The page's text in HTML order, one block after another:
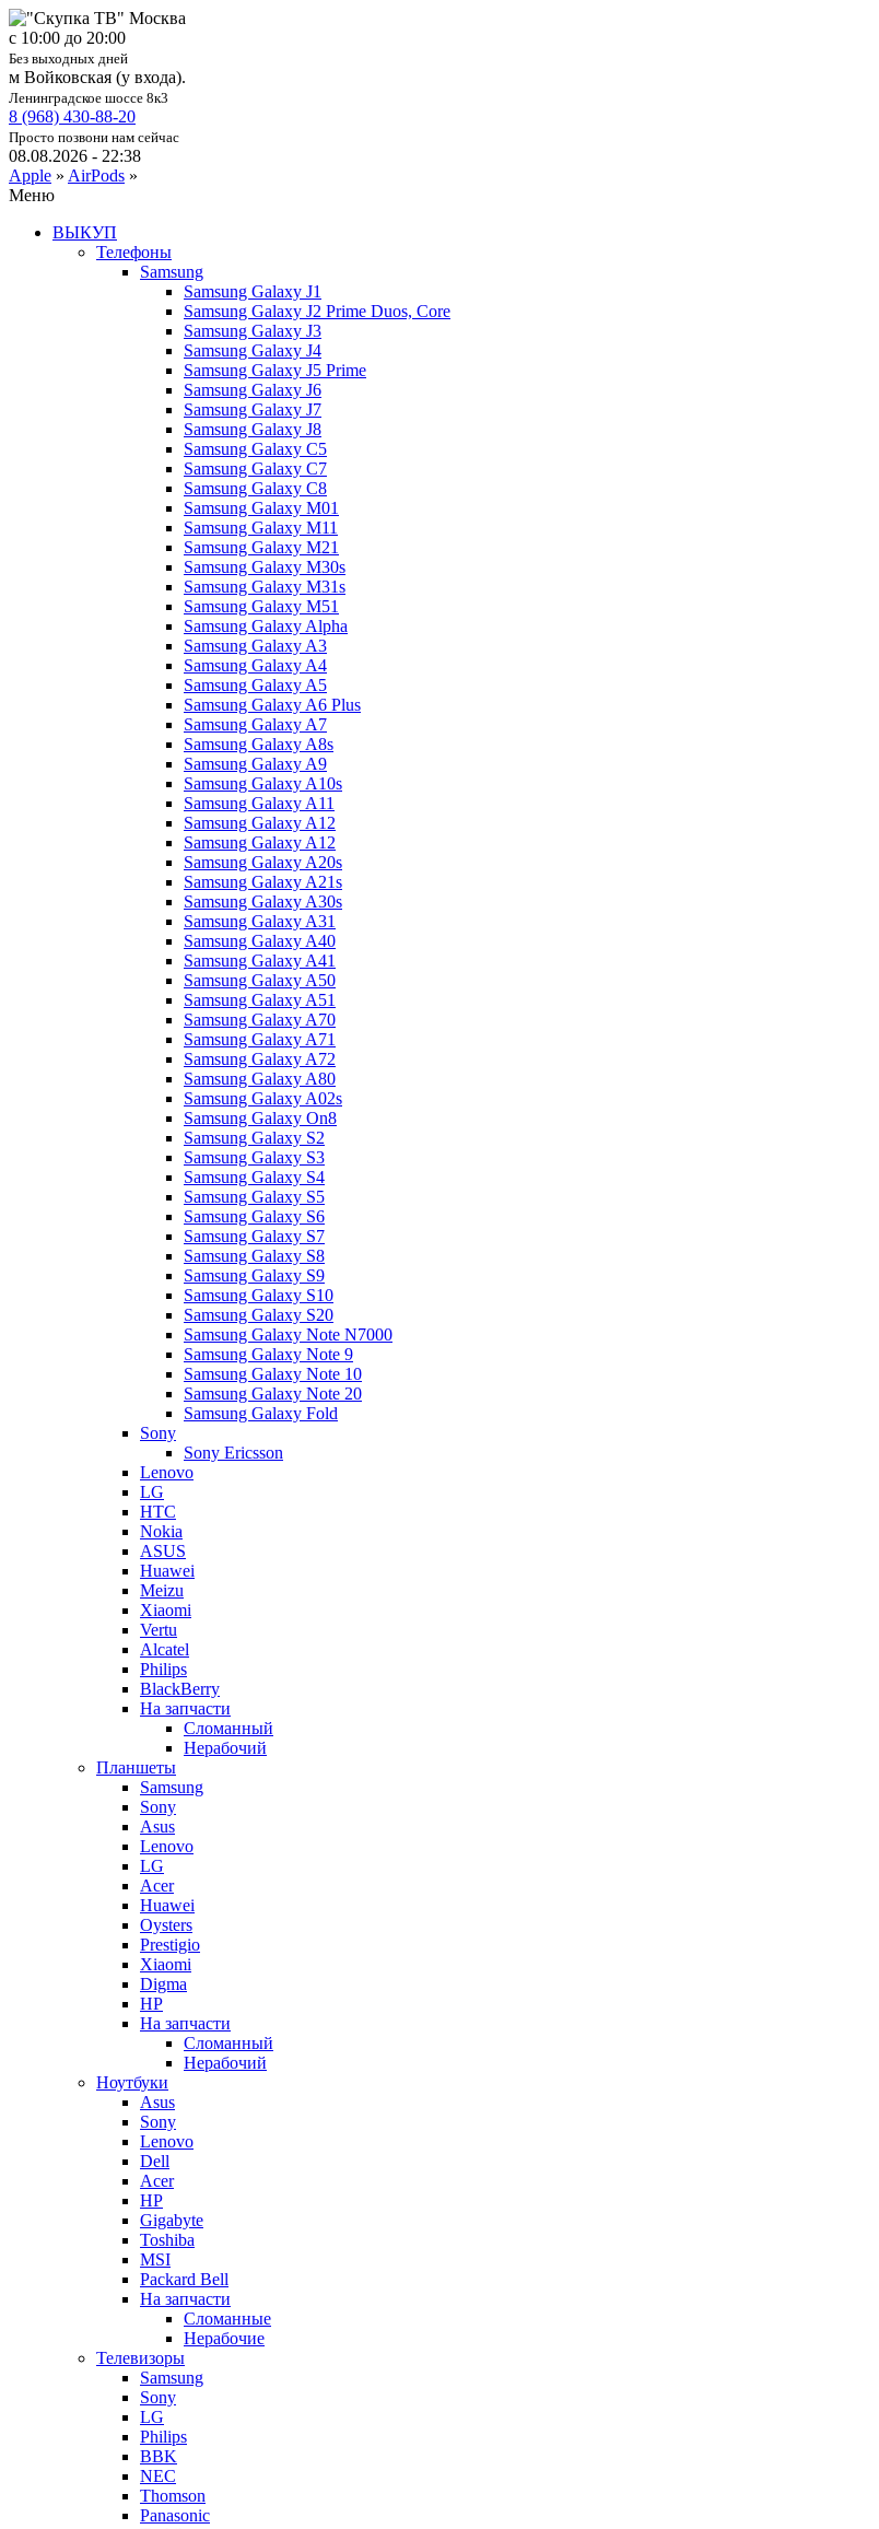
c 10:00 до 20:00
Без выходных дней
м Войковская (у входа).
Ленинградское шоссе 8к3
8 (968) 430-88-20
Просто позвони нам сейчас
08.08.2026 - 22:38
Apple » AirPods »
Меню
ВЫКУП
Телефоны
Samsung
Samsung Galaxy J1
Samsung Galaxy J2 Prime Duos, Core
Samsung Galaxy J3
Samsung Galaxy J4
Samsung Galaxy J5 Prime
Samsung Galaxy J6
Samsung Galaxy J7
Samsung Galaxy J8
Samsung Galaxy C5
Samsung Galaxy C7
Samsung Galaxy C8
Samsung Galaxy M01
Samsung Galaxy M11
Samsung Galaxy M21
Samsung Galaxy M30s
Samsung Galaxy M31s
Samsung Galaxy M51
Samsung Galaxy Alpha
Samsung Galaxy A3
Samsung Galaxy A4
Samsung Galaxy A5
Samsung Galaxy A6 Plus
Samsung Galaxy A7
Samsung Galaxy A8s
Samsung Galaxy A9
Samsung Galaxy A10s
Samsung Galaxy A11
Samsung Galaxy A12
Samsung Galaxy A12
Samsung Galaxy A20s
Samsung Galaxy A21s
Samsung Galaxy A30s
Samsung Galaxy A31
Samsung Galaxy A40
Samsung Galaxy A41
Samsung Galaxy A50
Samsung Galaxy A51
Samsung Galaxy A70
Samsung Galaxy A71
Samsung Galaxy A72
Samsung Galaxy A80
Samsung Galaxy A02s
Samsung Galaxy On8
Samsung Galaxy S2
Samsung Galaxy S3
Samsung Galaxy S4
Samsung Galaxy S5
Samsung Galaxy S6
Samsung Galaxy S7
Samsung Galaxy S8
Samsung Galaxy S9
Samsung Galaxy S10
Samsung Galaxy S20
Samsung Galaxy Note N7000
Samsung Galaxy Note 9
Samsung Galaxy Note 10
Samsung Galaxy Note 20
Samsung Galaxy Fold
Sony
Sony Ericsson
Lenovo
LG
HTC
Nokia
ASUS
Huawei
Meizu
Xiaomi
Vertu
Alcatel
Philips
BlackBerry
На запчасти
Сломанный
Нерабочий
Планшеты
Samsung
Sony
Asus
Lenovo
LG
Acer
Huawei
Oysters
Prestigio
Xiaomi
Digma
HP
На запчасти
Сломанный
Нерабочий
Ноутбуки
Asus
Sony
Lenovo
Dell
Acer
HP
Gigabyte
Toshiba
MSI
Packard Bell
На запчасти
Сломанные
Нерабочие
Телевизоры
Samsung
Sony
LG
Philips
BBK
NEC
Thomson
Panasonic